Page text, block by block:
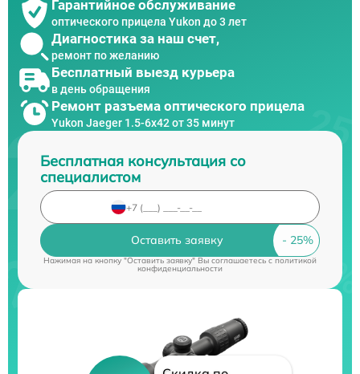
Гарантийное обслуживание
оптического прицела Yukon до 3 лет
Диагностика за наш счет,
ремонт по желанию
Бесплатный выезд курьера
в день обращения
Ремонт разъема оптического прицела
Yukon Jaeger 1.5-6x42 от 35 минут
Бесплатная консультация со
специалистом
Оставить заявку
Нажимая на кнопку "Оставить заявку" Вы соглашаетесь cполитикой
конфиденциальности